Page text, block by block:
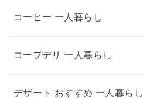
コーヒー 一人暮らし
コープデリ 一人暮らし
デザート おすすめ 一人暮らし